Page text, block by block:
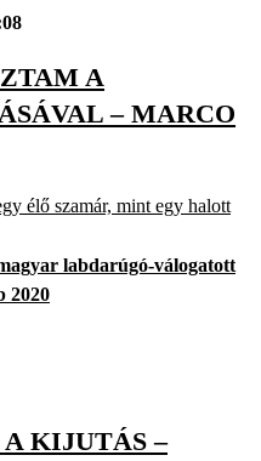
A
– MARCO
élő szamár, mint egy halott
labdarúgó-válogatott
2020
KIJUTÁS –